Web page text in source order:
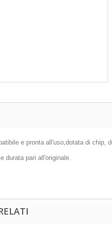
e pronta all'uso,dotata di chip,
durata pari all'originale.